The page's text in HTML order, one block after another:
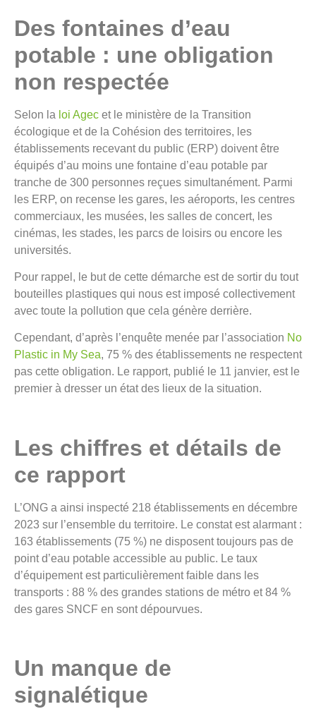
Des fontaines d’eau
potable : une obligation
non respectée
Selon la loi Agec et le ministère de la Transition
écologique et de la Cohésion des territoires, les
établissements recevant du public (ERP) doivent être
équipés d’au moins une fontaine d’eau potable par
tranche de 300 personnes reçues simultanément. Parmi
les ERP, on recense les gares, les aéroports, les centres
commerciaux, les musées, les salles de concert, les
cinémas, les stades, les parcs de loisirs ou encore les
universités.
Pour rappel, le but de cette démarche est de sortir du tout
bouteilles plastiques qui nous est imposé collectivement
avec toute la pollution que cela génère derrière.
Cependant, d’après l’enquête menée par l’association No
Plastic in My Sea, 75 % des établissements ne respectent
pas cette obligation. Le rapport, publié le 11 janvier, est le
premier à dresser un état des lieux de la situation.
Les chiffres et détails de
ce rapport
L’ONG a ainsi inspecté 218 établissements en décembre
2023 sur l’ensemble du territoire. Le constat est alarmant :
163 établissements (75 %) ne disposent toujours pas de
point d’eau potable accessible au public. Le taux
d’équipement est particulièrement faible dans les
transports : 88 % des grandes stations de métro et 84 %
des gares SNCF en sont dépourvues.
Un manque de
signalétique